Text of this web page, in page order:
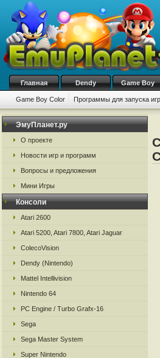
Главная Dendy Game Boy
Game Boy Color Программы для запуска игр
ЭмуПланет.ру
О проекте
Новости игр и программ
Вопросы и предложения
Мини Игры
Консоли
Atari 2600
Atari 5200, Atari 7800, Atari Jaguar
ColecoVision
Dendy (Nintendo)
Mattel Intellivision
Nintendo 64
PC Engine / Turbo Grafx-16
Sega
Sega Master System
Super Nintendo